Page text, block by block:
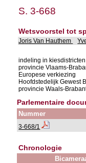
S. 3-668
Wetsvoorstel tot
Joris Van Hauthem
indeling in kiesdistricten
provincie Vlaams-
Europese verkiezing
Hoofdstedelijk Gewest
provincie Waals-
Parlementaire
Nummer
3-668/1
Chronologie